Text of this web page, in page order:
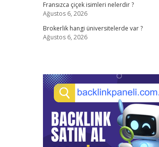
Fransızca çiçek isimleri nelerdir ?
Ağustos 6, 2026
Brokerlik hangi üniversitelerde var ?
Ağustos 6, 2026